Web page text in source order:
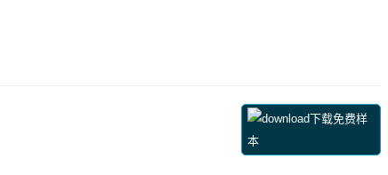
下载免费样
本